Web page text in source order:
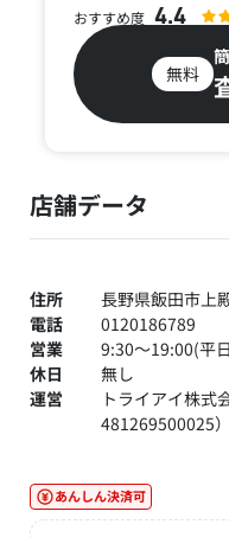
おすすめ度 4.4
無料
店舗データ
住所
長野県飯田市上
電話
0120186789
営業
9:30～19:00(平
休日
無し
運営
トライアイ株式
481269500025）
あんしん決済可